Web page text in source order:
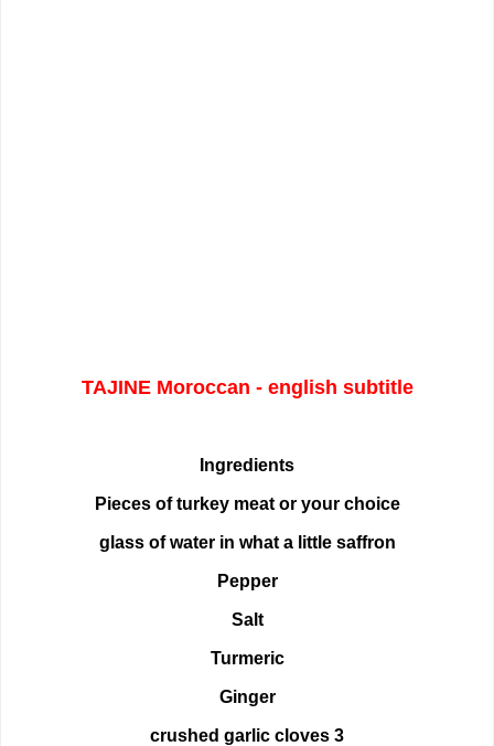
TAJINE Moroccan - english subtitle
Ingredients
Pieces of turkey meat or your choice
glass of water in what a little saffron
Pepper
Salt
Turmeric
Ginger
3 crushed garlic cloves